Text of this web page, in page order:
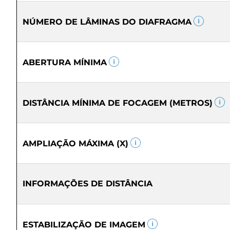
NÚMERO DE LÂMINAS DO DIAFRAGMA
ABERTURA MÍNIMA
DISTÂNCIA MÍNIMA DE FOCAGEM (METROS)
AMPLIAÇÃO MÁXIMA (X)
INFORMAÇÕES DE DISTÂNCIA
ESTABILIZAÇÃO DE IMAGEM